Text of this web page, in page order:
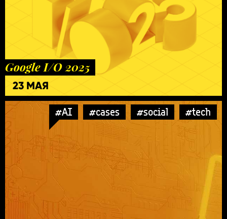
Google I/O 2025
23 МАЯ
#AI #cases #social #tech